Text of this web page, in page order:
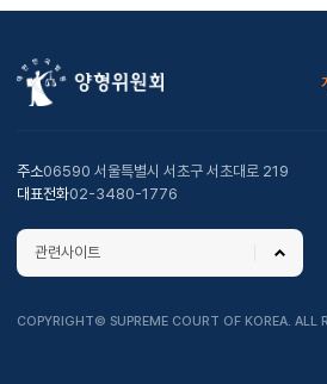
주소06590 서울특별시 서초구 서초대로 219
대표전화02-3480-1776
관련사이트
COPYRIGHT© SUPREME COURT OF KOREA. ALL